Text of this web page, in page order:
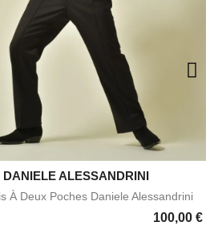
Aperçu rapide
DANIELE ALESSANDRINI
À Deux Poches Daniele Alessandrini
100,00 €